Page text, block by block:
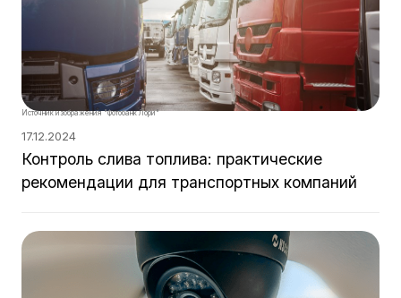
Источник изображения "Фотобанк Лори"
17.12.2024
Контроль слива топлива: практические
рекомендации для транспортных компаний